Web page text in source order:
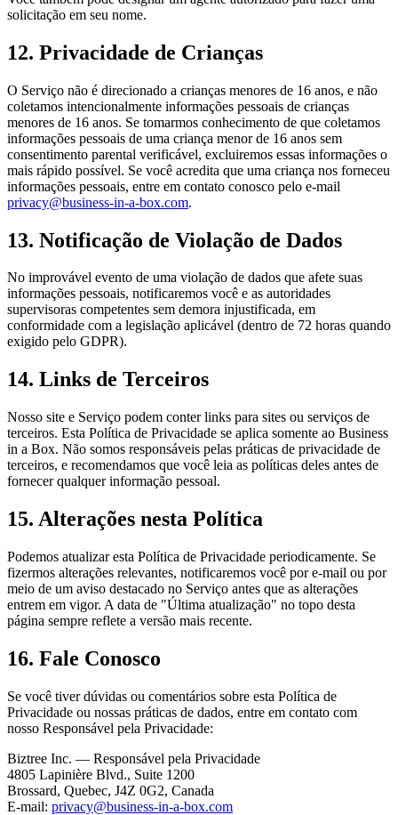
solicitação em seu nome.
12. Privacidade de Crianças
O Serviço não é direcionado a crianças menores de 16 anos, e não
coletamos intencionalmente informações pessoais de crianças
menores de 16 anos. Se tomarmos conhecimento de que coletamos
informações pessoais de uma criança menor de 16 anos sem
consentimento parental verificável, excluiremos essas informações o
mais rápido possível. Se você acredita que uma criança nos forneceu
informações pessoais, entre em contato conosco pelo e-mail
privacy@business-in-a-box.com.
13. Notificação de Violação de Dados
No improvável evento de uma violação de dados que afete suas
informações pessoais, notificaremos você e as autoridades
supervisoras competentes sem demora injustificada, em
conformidade com a legislação aplicável (dentro de 72 horas quando
exigido pelo GDPR).
14. Links de Terceiros
Nosso site e Serviço podem conter links para sites ou serviços de
terceiros. Esta Política de Privacidade se aplica somente ao Business
in a Box. Não somos responsáveis pelas práticas de privacidade de
terceiros, e recomendamos que você leia as políticas deles antes de
fornecer qualquer informação pessoal.
15. Alterações nesta Política
Podemos atualizar esta Política de Privacidade periodicamente. Se
fizermos alterações relevantes, notificaremos você por e-mail ou por
meio de um aviso destacado no Serviço antes que as alterações
entrem em vigor. A data de "Última atualização" no topo desta
página sempre reflete a versão mais recente.
16. Fale Conosco
Se você tiver dúvidas ou comentários sobre esta Política de
Privacidade ou nossas práticas de dados, entre em contato com
nosso Responsável pela Privacidade:
Biztree Inc. — Responsável pela Privacidade
4805 Lapinière Blvd., Suite 1200
Brossard, Quebec, J4Z 0G2, Canada
E-mail: privacy@business-in-a-box.com